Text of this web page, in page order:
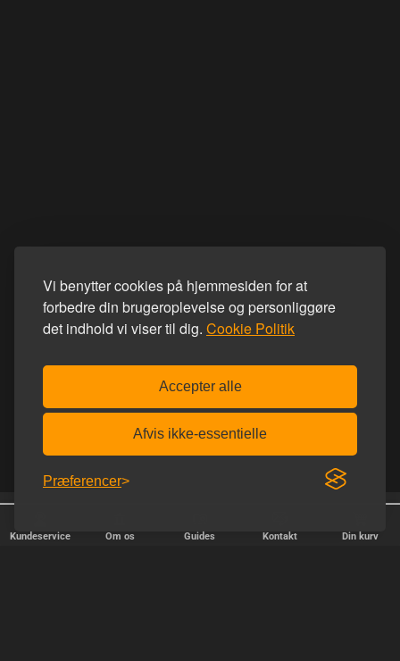
Vi benytter cookies på hjemmesiden for at
forbedre din brugeroplevelse og personliggøre
det indhold vi viser til dig. Cookie Politik
Accepter alle
Afvis ikke-essentielle
Præferencer
Kundeservice Om os Guides Kontakt Din kurv